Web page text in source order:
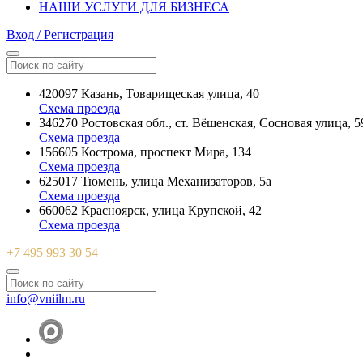
НАШИ УСЛУГИ ДЛЯ БИЗНЕСА
Вход / Регистрация
420097 Казань, Товарищеская улица, 40
Схема проезда
346270 Ростовская обл., ст. Вёшенская, Сосновая улица,
Схема проезда
156605 Кострома, проспект Мира, 134
Схема проезда
625017 Тюмень, улица Механизаторов, 5а
Схема проезда
660062 Красноярск, улица Крупской, 42
Схема проезда
+7 495 993 30 54
info@vniilm.ru